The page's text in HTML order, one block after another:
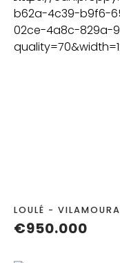
LOULÉ - VILAMOURA
€950.000